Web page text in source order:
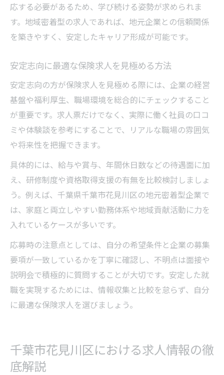
応する必要があるため、学び続ける姿勢が求められま
す。地域密着型の求人であれば、地元企業との信頼関係
を築きやすく、安定したキャリア形成が可能です。
安定志向に最適な保険求人を見極める方法
安定志向の方が保険求人を見極める際には、企業の経営
基盤や福利厚生、職場環境を総合的にチェックすること
が重要です。求人票だけでなく、実際に働く社員の口コ
ミや体験談を参考にすることで、リアルな職場の雰囲気
や将来性を把握できます。
具体的には、給与や賞与、年間休日数などの待遇面に加
え、研修制度や資格取得支援の有無を比較検討しましょ
う。例えば、千葉県千葉市花見川区の地元密着型企業で
は、家庭と両立しやすい勤務体系や地域貢献活動に力を
入れているケースが多いです。
応募時の注意点としては、自分の希望条件と企業の募集
要項が一致しているかを丁寧に確認し、不明点は面接や
説明会で積極的に質問することが大切です。安定した就
職を実現するためには、情報収集と比較を怠らず、自分
に最適な保険求人を選びましょう。
千葉市花見川区における求人情報の徹
底解説